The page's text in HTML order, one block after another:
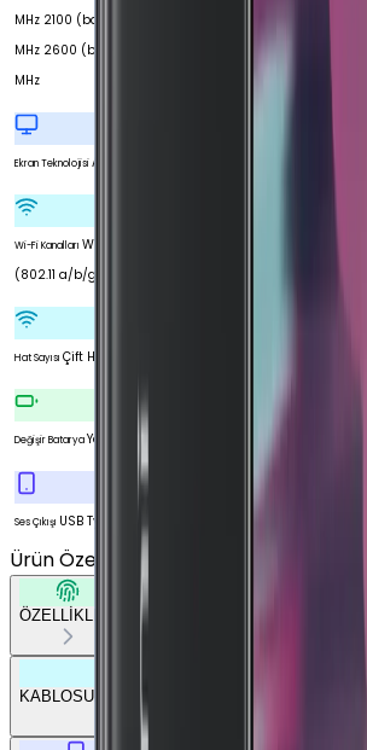
MHz 2100 (band 1)
MHz 2600 (band 7)
MHz
Ekran TeknolojisiAMOLED
Wi-Fi Kanalları Wi-Fi 5
(802.11 a/b/g/n/ac)
Hat Sayısı Çift Hat
Değişir BataryaYok
Ses Çıkışı USB Type-C
Ürün Özellikleri
ÖZELLİKLER TEMEL BİLGİLER
KABLOSUZ BAĞLANTILAR